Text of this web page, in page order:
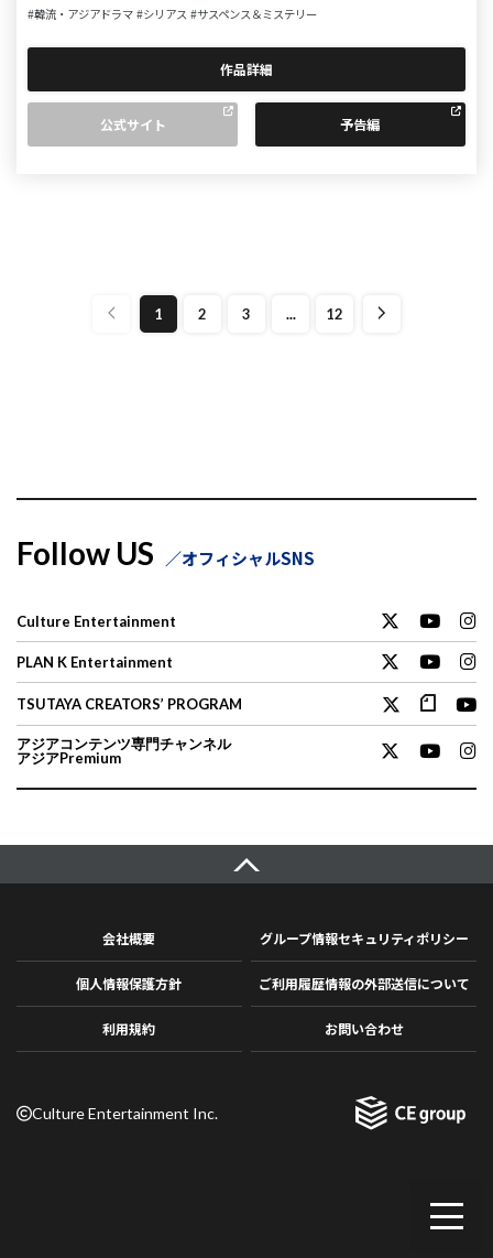
#韓流・アジアドラマ #シリアス #サスペンス＆ミステリー
作品詳細
公式サイト 予告編
1 2 3 ... 12
Follow US オフィシャルSNS
Culture Entertainment
PLAN K Entertainment
TSUTAYA CREATORS’ PROGRAM
アジアコンテンツ専門チャンネル
アジアPremium
会社概要 グループ情報セキュリティポリシー
個人情報保護方針 ご利用履歴情報の外部送信について
利用規約 お問い合わせ
Culture Entertainment Inc.